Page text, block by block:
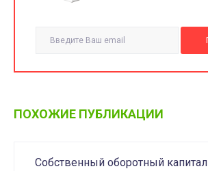
ПОХОЖИЕ ПУБЛИКАЦИИ
Собственный оборотный капитал